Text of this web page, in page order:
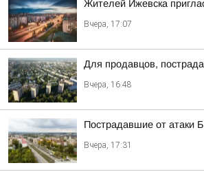
Жителей Ижевска
Вчера, 17:07
Для продавцов,
Вчера, 16:48
Пострадавшие от атаки
Вчера, 17:31